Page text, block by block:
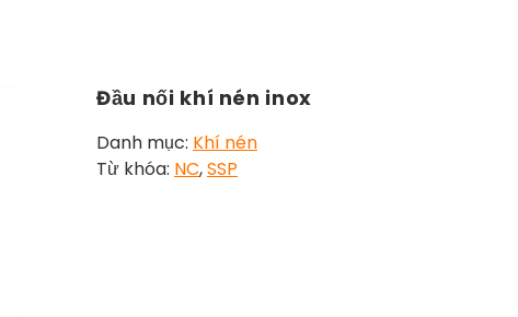
Đầu nối khí nén inox
Danh mục: Khí nén
Từ khóa: NC,SSP